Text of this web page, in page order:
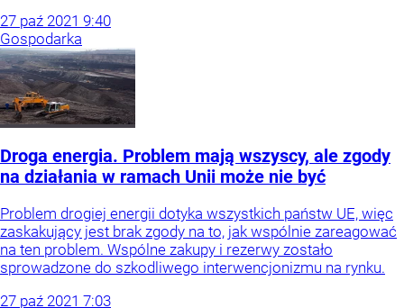
27 paź 2021 9:40
Gospodarka
Droga energia. Problem mają wszyscy, ale zgody
na działania w ramach Unii może nie być
Problem drogiej energii dotyka wszystkich państw UE, więc
zaskakujący jest brak zgody na to, jak wspólnie zareagować
na ten problem. Wspólne zakupy i rezerwy zostało
sprowadzone do szkodliwego interwencjonizmu na rynku.
27 paź 2021 7:03